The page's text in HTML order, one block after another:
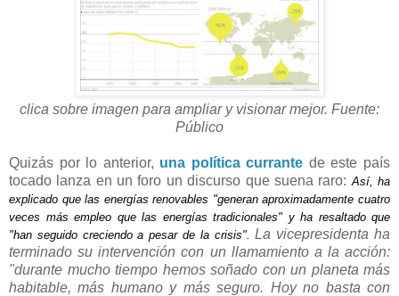
clica sobre imagen para ampliar y visionar mejor. Fuente:
Público
Quizás por lo anterior, una política currante de este país
tocado lanza en un foro un discurso que suena raro: Así, ha
explicado que las energías renovables "generan aproximadamente cuatro
veces más empleo que las energías tradicionales" y ha resaltado que
"han seguido creciendo a pesar de la crisis".La vicepresidenta ha
terminado su intervención con un llamamiento a la acción:
"durante mucho tiempo hemos soñado con un planeta más
habitable, más humano y más seguro. Hoy no basta con